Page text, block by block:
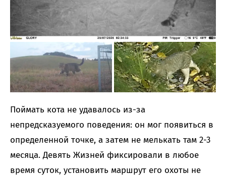
Поймать кота не удавалось из-за
непредсказуемого поведения: он мог появиться в
определенной точке, а затем не мелькать там 2-3
месяца. Девять Жизней фиксировали в любое
время суток, установить маршрут его охоты не